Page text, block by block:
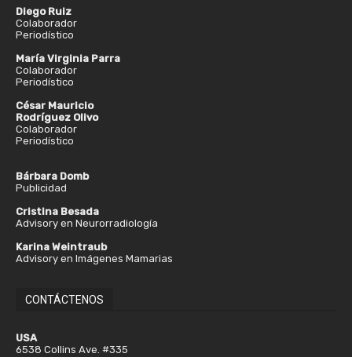
Diego Ruiz
Colaborador
Periodístico
María Virginia Parra
Colaborador
Periodístico
César Mauricio
Rodríguez Olivo
Colaborador
Periodístico
Bárbara Domb
Publicidad
Cristina Besada
Advisory en Neurorradiología
Karina Weintraub
Advisory en Imágenes Mamarias
CONTÁCTENOS
USA
6538 Collins Ave. #335